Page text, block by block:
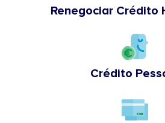
Renegociar Crédito
Crédito